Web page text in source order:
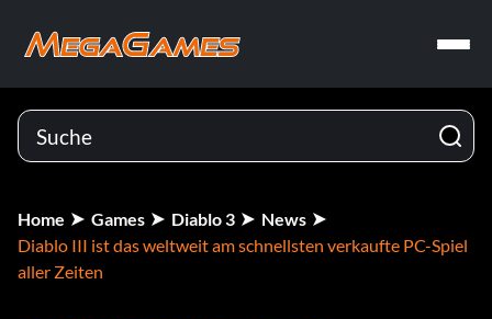
Home Games Diablo 3
News
Diablo III ist das weltweit am schnellsten verkaufte PC-Spiel
aller Zeiten